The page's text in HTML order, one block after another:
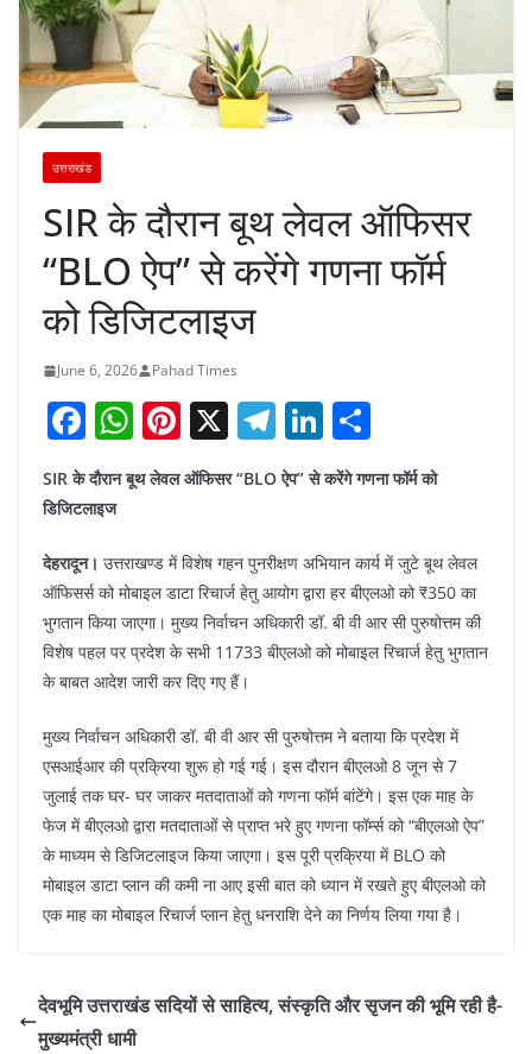
उत्तराखंड
SIR के दौरान बूथ लेवल ऑफिसर
“BLO ऐप” से करेंगे गणना फॉर्म
को डिजिटलाइज
June 6, 2026 Pahad Times
F
a
c
e
b
o
o
k
W
h
at
A
p
p
Pi
nt
er
st
X T
el
e
a
m
Li
n
k
dI
n
ar
SIR के दौरान बूथ लेवल ऑफिसर “BLO ऐप” से करेंगे गणना फॉर्म को
डिजिटलाइज
देहरादून। उत्तराखण्ड में विशेष गहन पुनरीक्षण अभियान कार्य में जुटे बूथ लेवल
ऑफिसर्स को मोबाइल डाटा रिचार्ज हेतु आयोग द्वारा हर बीएलओ को ₹350 का
भुगतान किया जाएगा। मुख्य निर्वाचन अधिकारी डॉ. बी वी आर सी पुरुषोत्तम की
विशेष पहल पर प्रदेश के सभी 11733 बीएलओ को मोबाइल रिचार्ज हेतु भुगतान
के बाबत आदेश जारी कर दिए गए हैं।
मुख्य निर्वाचन अधिकारी डॉ. बी वी आर सी पुरुषोत्तम ने बताया कि प्रदेश में
एसआईआर की प्रक्रिया शुरू हो गई गई। इस दौरान बीएलओ 8 जून से 7
जुलाई तक घर- घर जाकर मतदाताओं को गणना फॉर्म बांटेंगे। इस एक माह के
फेज में बीएलओ द्वारा मतदाताओं से प्राप्त भरे हुए गणना फॉर्म्स को “बीएलओ ऐप”
के माध्यम से डिजिटलाइज किया जाएगा। इस पूरी प्रक्रिया में BLO को
मोबाइल डाटा प्लान की कमी ना आए इसी बात को ध्यान में रखते हुए बीएलओ को
एक माह का मोबाइल रिचार्ज प्लान हेतु धनराशि देने का निर्णय लिया गया है।
देवभूमि उत्तराखंड सदियों से साहित्य, संस्कृति और सृजन की भूमि रही है-
मुख्यमंत्री धामी